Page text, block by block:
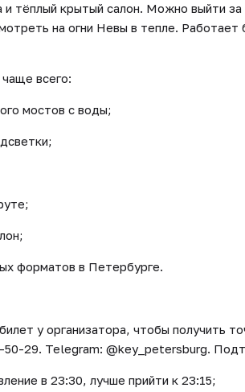
и тёплый крытый салон. Можно выйти
на огни Невы в тепле.
всего:
мостов с воды;
форматов в Петербурге.
у организатора, чтобы получить
29. Telegram: @key_petersburg.
в 23:30, лучше прийти к 23:15;